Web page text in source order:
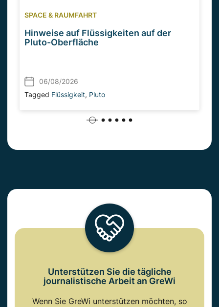
SPACE & RAUMFAHRT
Hinweise auf Flüssigkeiten auf der
Pluto-Oberfläche
06/08/2026
Tagged Flüssigkeit, Pluto
Unterstützen Sie die tägliche
journalistische Arbeit an GreWi
Wenn Sie GreWi unterstützen möchten, so